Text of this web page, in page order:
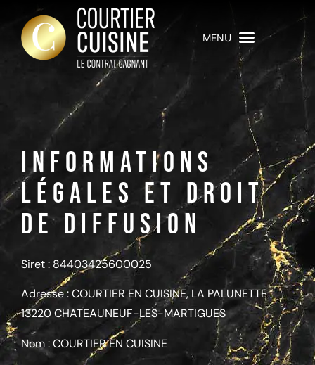
INFORMATIONS
LÉGALES ET DROIT
DE DIFFUSION
Siret : 84403425600025
Adresse : COURTIER EN CUISINE, LA PALUNETTE
13220 CHATEAUNEUF-LES-MARTIGUES
Nom : COURTIER EN CUISINE